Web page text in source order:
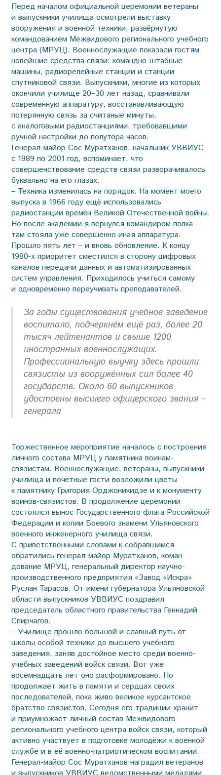
Перед началом официальной церемонии ветераны
и выпускники училища осмотрели выставку
вооружения и военной техники, развёрнутую
командованием Межвидового регионального учебного
центра (МРУЦ). Военнослужащие показали гостям
новейшие средства связи: командно-штабные
машины, радиорелейные станции и станции
спутниковой связи. Выпускники, многие из которых
окончили училище 20–30 лет назад, сравнивали
современную аппаратуру, восстанавливающую
потерянную связь за считаные минуты,
с аналоговыми радиостанциями, требовавшими
ручной настройки до полутора часов.
Генерал-майор Сос Муратханов, начальник УВВИУС
с 1989 по 2001 год, вспоминает, что
совершенствование средств связи разворачивалось
буквально на его глазах.
– Техника изменилась на порядок. На момент моего
выпуска в 1966 году ещё использовались
радиостанции времён Великой Отечественной войны.
Но после академии я вернулся командиром полка –
там стояла уже совершенно иная аппаратура.
Прошло пять лет – и вновь обновление. К концу
1980-х приоритет сместился в сторону цифровых
каналов передачи данных и автоматизированных
систем управления. Приходилось учиться самому
и одновременно переучивать преподавателей.
За годы существования учебное заведение
воспитало, подчеркнём ещё раз, более 20
тысяч лейтенантов и свыше 1200
иностранных военнослужащих.
Профессиональную выучку здесь прошли
связисты из вооружённых сил более 40
государств. Около 60 выпускников
удостоены высшего офицерского звания –
генерала
Торжественное мероприятие началось с построения
личного состава МРУЦ у памятника воинам-
связистам. Военнослужащие, ветераны, выпускники
училища и почётные гости возложили цветы
к памятнику Григория Орджоникидзе и к монументу
воинов-связистов. В продолжение церемонии
состоялся вынос Государственного флага Российской
Федерации и копии Боевого знамени Ульяновского
военного инженерного училища связи.
С приветственными словами к собравшимся
обратились генерал-майор Муратханов, коман­
дование МРУЦ, генеральный директор научно-
производственного предприятия «Завод «Искра»
Руслан Тарасов. От имени губернатора Ульяновской
области выпускников УВВИУС поздравил
председатель областного правительства Геннадий
Спирчагов.
– Училище прошло большой и славный путь от
школы особой техники до высшего учебного
заведения, заняв достойное место среди военно-
учебных заведений войск связи. Вот уже
восемнадцать лет оно расформировано. Но
продолжает жить в памяти и сердцах своих
последователей, пока живо великое курсантское
братство связистов. Сегодня его традиции хранит
и приумножает личный состав Межвидового
регионального учебного центра войск связи, который
активно участвует в подготовке молодёжи к военной
службе и в её военно-патриотическом воспитании.
Генерал-майор Сос Муратханов наградил ветеранов